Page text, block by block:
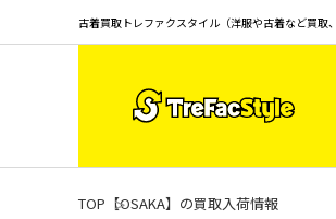
古着買取トレファクスタイル（洋服や古着など買取
TOP 【OSAKA】の買取入荷情報